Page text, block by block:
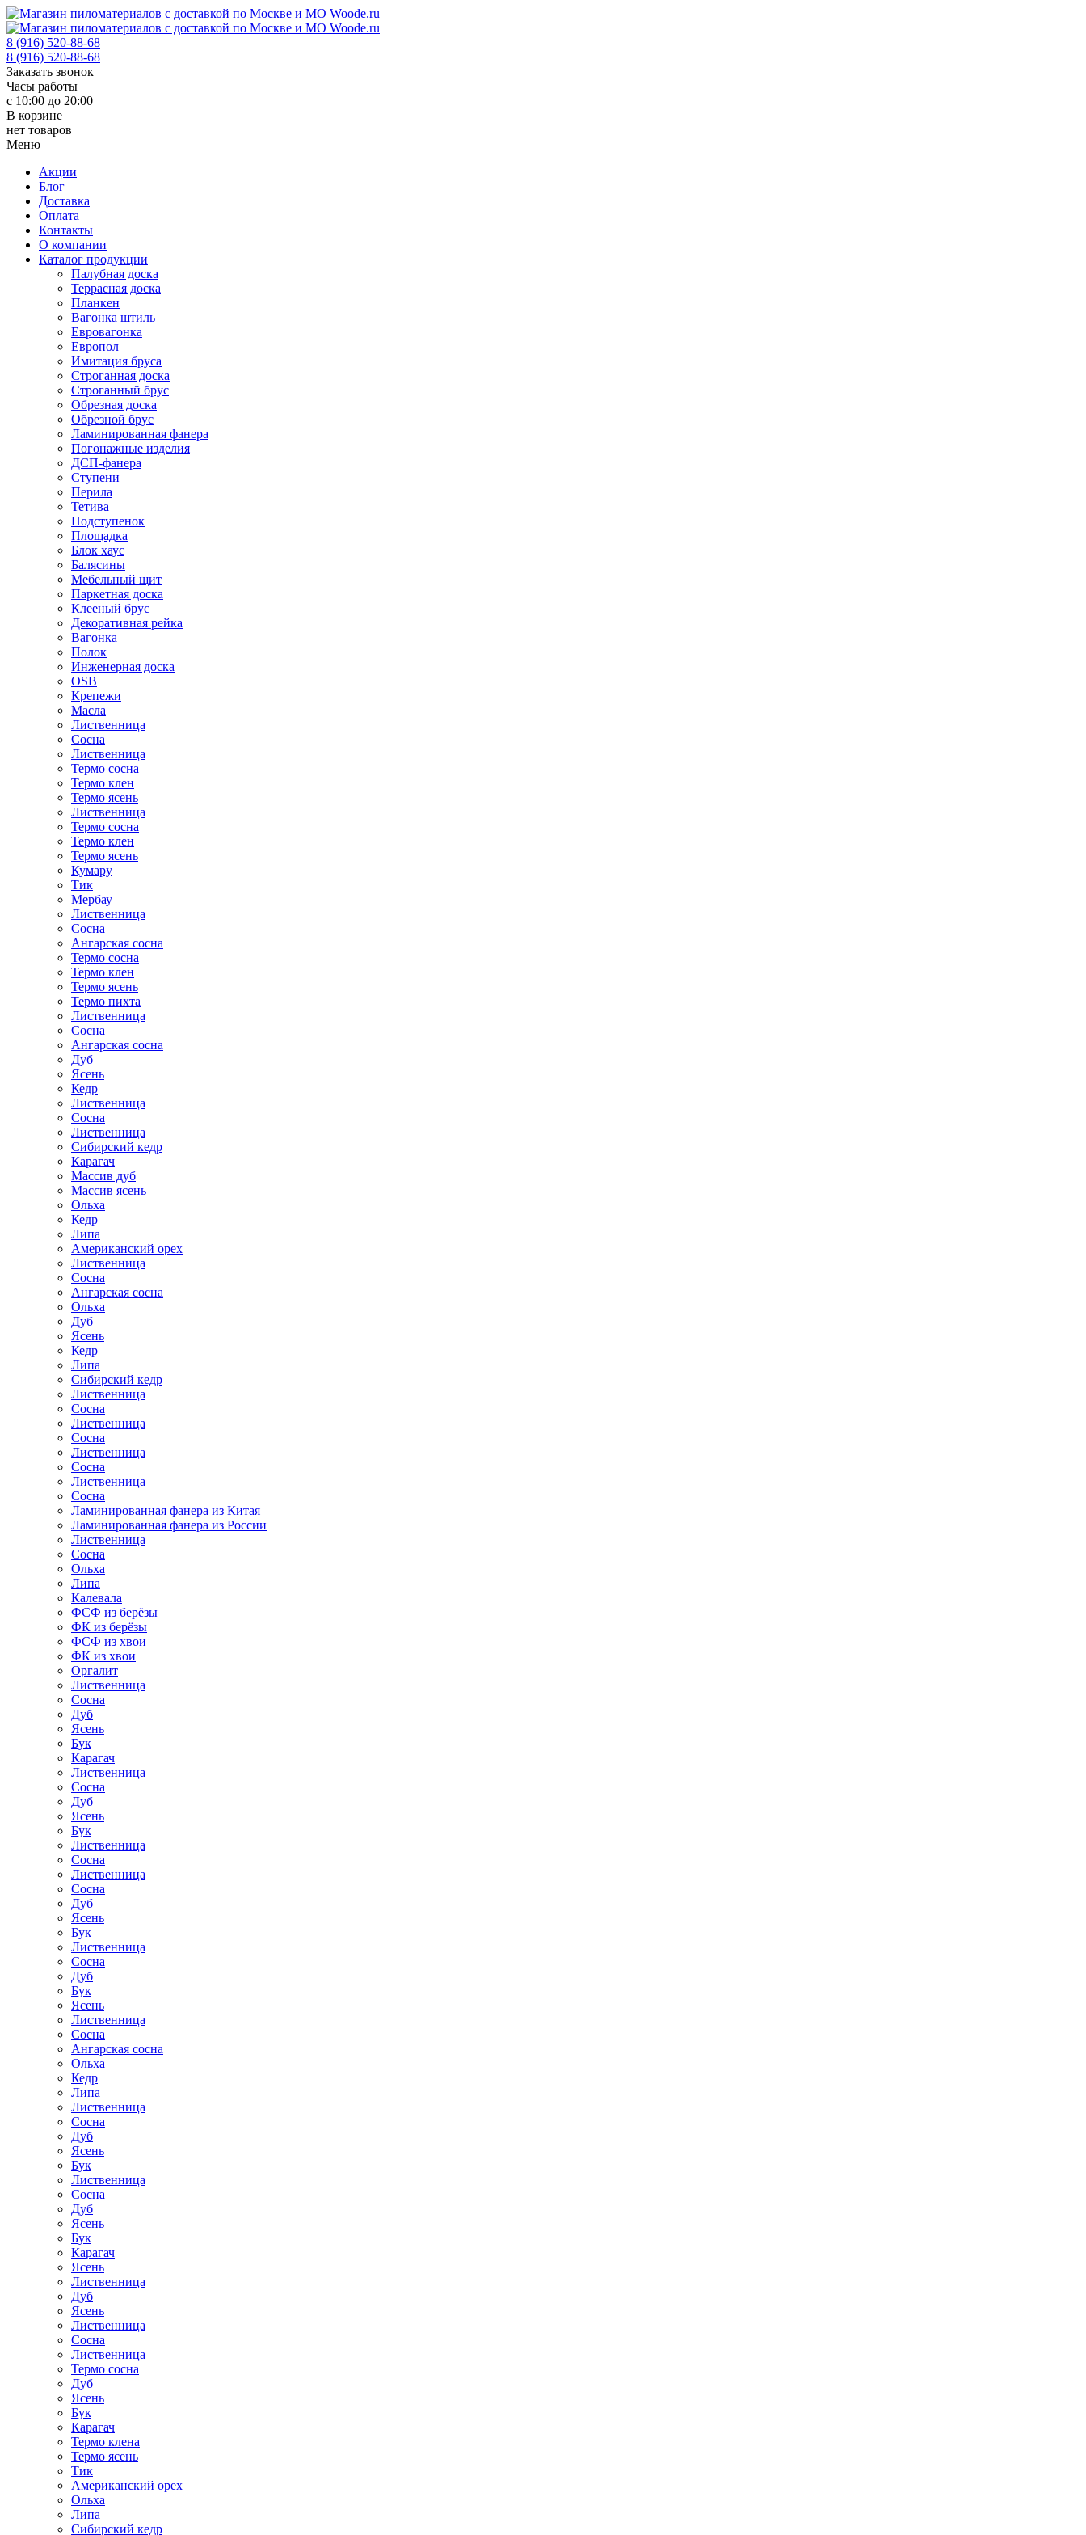
8 (916) 520-88-68
8 (916) 520-88-68
Заказать звонок
Часы работы
с 10:00 до 20:00
В корзине
нет товаров
Меню
Акции
Блог
Доставка
Оплата
Контакты
О компании
Каталог продукции
Палубная доска
Террасная доска
Планкен
Вагонка штиль
Евровагонка
Европол
Имитация бруса
Строганная доска
Строганный брус
Обрезная доска
Обрезной брус
Ламинированная фанера
Погонажные изделия
ДСП-фанера
Ступени
Перила
Тетива
Подступенок
Площадка
Блок хаус
Балясины
Мебельный щит
Паркетная доска
Клееный брус
Декоративная рейка
Вагонка
Полок
Инженерная доска
OSB
Крепежи
Масла
Лиственница
Сосна
Лиственница
Термо сосна
Термо клен
Термо ясень
Лиственница
Термо сосна
Термо клен
Термо ясень
Кумару
Тик
Мербау
Лиственница
Сосна
Ангарская сосна
Термо сосна
Термо клен
Термо ясень
Термо пихта
Лиственница
Сосна
Ангарская сосна
Дуб
Ясень
Кедр
Лиственница
Сосна
Лиственница
Сибирский кедр
Карагач
Массив дуб
Массив ясень
Ольха
Кедр
Липа
Американский орех
Лиственница
Сосна
Ангарская сосна
Ольха
Дуб
Ясень
Кедр
Липа
Сибирский кедр
Лиственница
Сосна
Лиственница
Сосна
Лиственница
Сосна
Лиственница
Сосна
Ламинированная фанера из Китая
Ламинированная фанера из России
Лиственница
Сосна
Ольха
Липа
Калевала
ФСФ из берёзы
ФК из берёзы
ФСФ из хвои
ФК из хвои
Оргалит
Лиственница
Сосна
Дуб
Ясень
Бук
Карагач
Лиственница
Сосна
Дуб
Ясень
Бук
Лиственница
Сосна
Лиственница
Сосна
Дуб
Ясень
Бук
Лиственница
Сосна
Дуб
Бук
Ясень
Лиственница
Сосна
Ангарская сосна
Ольха
Кедр
Липа
Лиственница
Сосна
Дуб
Ясень
Бук
Лиственница
Сосна
Дуб
Ясень
Бук
Карагач
Ясень
Лиственница
Дуб
Ясень
Лиственница
Сосна
Лиственница
Термо сосна
Дуб
Ясень
Бук
Карагач
Термо клена
Термо ясень
Тик
Американский орех
Ольха
Липа
Сибирский кедр